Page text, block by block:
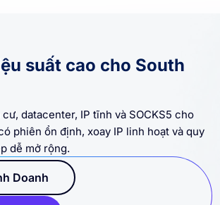
suất cao cho South
datacenter, IP tĩnh và SOCKS5 cho
phiên ổn định, xoay IP linh hoạt và quy
dễ mở rộng.